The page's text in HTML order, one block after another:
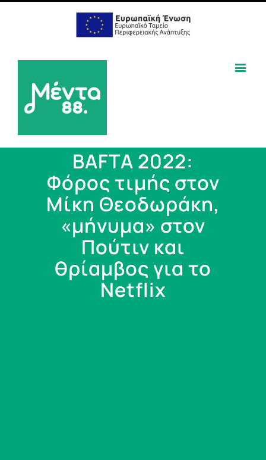
BAFTA 2022:
Φόρος τιμής στον
Μίκη Θεοδωράκη,
«μήνυμα» στον
Πούτιν και
θρίαμβος για το
Netflix